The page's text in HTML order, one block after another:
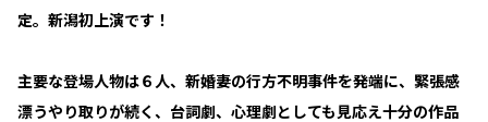
定。新潟初上演です！
主要な登場人物は６人、新婚妻の行方不明事件を発端に、緊張感
漂うやり取りが続く、台詞劇、心理劇としても見応え十分の作品